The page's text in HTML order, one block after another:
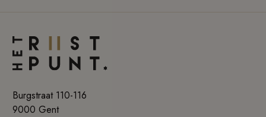
Burgstraat 110-116
9000 Gent